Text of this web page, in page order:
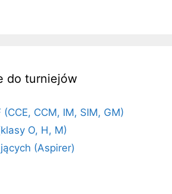
do turniejów
(CCE, CCM, IM, SIM, GM)
O, H, M)
(Aspirer)